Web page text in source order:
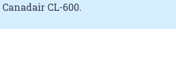
CL-600.